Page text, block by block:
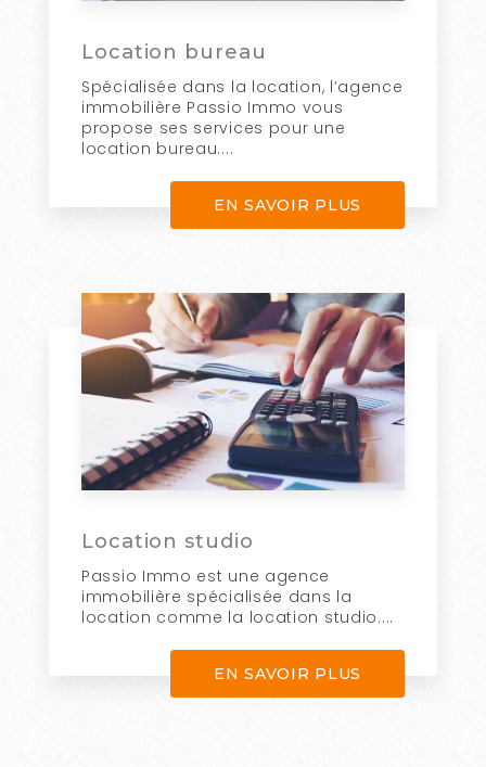
Location bureau
Spécialisée dans la location, l’agence
immobilière Passio Immo vous
propose ses services pour une
location bureau....
EN SAVOIR PLUS
Location studio
Passio Immo est une agence
immobilière spécialisée dans la
location comme la location studio....
EN SAVOIR PLUS